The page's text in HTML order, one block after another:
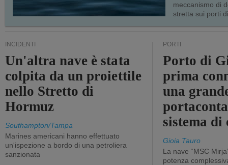
meccanismo di
stretta sui porti
INCIDENTI
Un'altra nave è stata
colpita da un proiettile
nello Stretto di
Hormuz
Southampton/Tampa
Marines americani hanno effettuato
un'ispezione a bordo di una petroliera
sanzionata
PORTI
Porto di
prima
una
sistema
Gioia Tauro
La nave “MSC
potenza